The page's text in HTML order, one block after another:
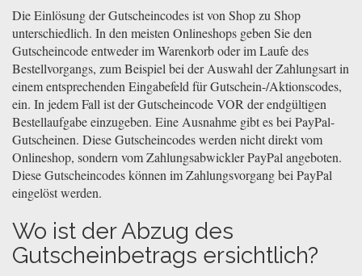
Die Einlösung der Gutscheincodes ist von Shop zu Shop
unterschiedlich. In den meisten Onlineshops geben Sie den
Gutscheincode entweder im Warenkorb oder im Laufe des
Bestellvorgangs, zum Beispiel bei der Auswahl der Zahlungsart in
einem entsprechenden Eingabefeld für Gutschein-/Aktionscodes,
ein. In jedem Fall ist der Gutscheincode VOR der endgültigen
Bestellaufgabe einzugeben. Eine Ausnahme gibt es bei PayPal-
Gutscheinen. Diese Gutscheincodes werden nicht direkt vom
Onlineshop, sondern vom Zahlungsabwickler PayPal angeboten.
Diese Gutscheincodes können im Zahlungsvorgang bei PayPal
eingelöst werden.
Wo ist der Abzug des
Gutscheinbetrags ersichtlich?